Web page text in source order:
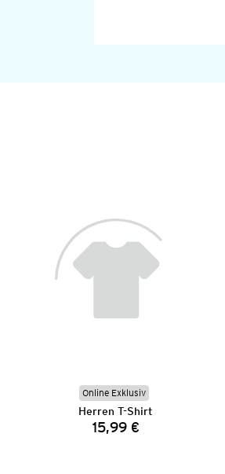
Online Exklusiv
Herren T-Shirt
Preis:
15,99 €